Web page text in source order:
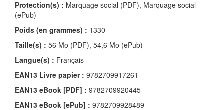
Protection(s) : Marquage social (PDF), Marquage social
(ePub)
Poids (en grammes) : 1330
Taille(s) : 56 Mo (PDF), 54,6 Mo (ePub)
Langue(s) : Français
EAN13 Livre papier : 9782709917261
EAN13 eBook [PDF] : 9782709920445
EAN13 eBook [ePub] : 9782709928489